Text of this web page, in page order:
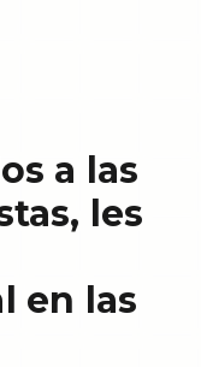
a las
les
en las